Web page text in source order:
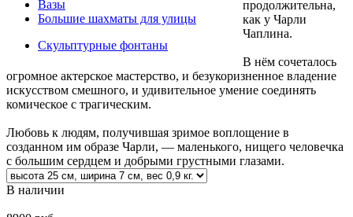
Вазы
Большие шахматы для улицы
Скульптурные фонтаны
продолжительна,
как у Чарли
Чаплина.
В нём сочеталось
огромное актерское мастерство, и безукоризненное владение
искусством смешного, и удивительное умение соединять
комическое с трагическим.
Любовь к людям, получившая зримое воплощение в
созданном им образе Чарли, — маленького, нищего человечка
с большим сердцем и добрыми грустными глазами.
В наличии